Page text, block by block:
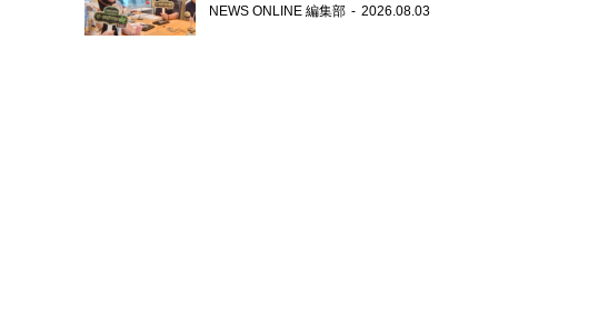
り取り明かす
NEWS ONLINE 編集部 2026.08.03